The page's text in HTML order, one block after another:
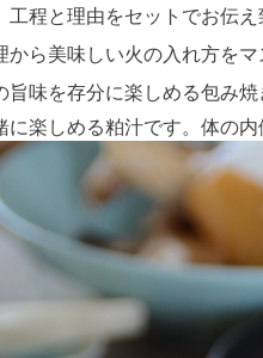
程と理由をセットでお伝え
ら美味しい火の入れ方をマ
味を存分に楽しめる包み焼
に楽しめる粕汁です。体の内